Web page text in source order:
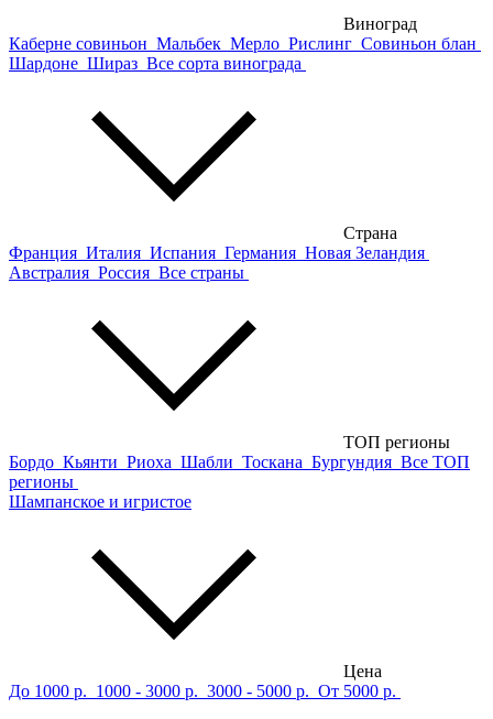
Виноград
Каберне совиньон Мальбек Мерло Рислинг Совиньон блан
Шардоне Шираз Все сорта винограда
Страна
Франция Италия Испания Германия Новая Зеландия
Австралия Россия Все страны
ТОП регионы
Бордо Кьянти Риоха Шабли Тоскана Бургундия Все ТОП
регионы
Шампанское и игристое
Цена
До 1000 р. 1000 - 3000 р. 3000 - 5000 р. От 5000 р.